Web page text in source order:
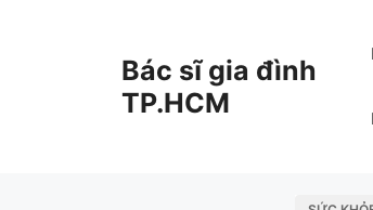
Bác sĩ gia đình
TP.HCM